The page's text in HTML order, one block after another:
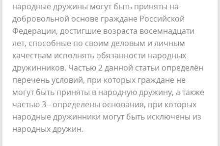
народные дружины могут быть приняты на
добровольной основе граждане Российской
Федерации, достигшие возраста восемнадцати
лет, способные по своим деловым и личным
качествам исполнять обязанности народных
дружинников. Частью 2 данной статьи определён
перечень условий, при которых граждане не
могут быть приняты в народную дружину, а также
частью 3 - определены основания, при которых
народные дружинники могут быть исключены из
народных дружин.